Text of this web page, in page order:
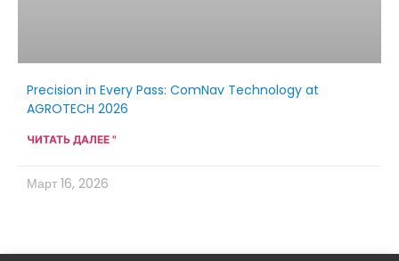
Precision in Every Pass: ComNav Technology at
AGROTECH 2026
ЧИТАТЬ ДАЛЕЕ "
Март 16, 2026